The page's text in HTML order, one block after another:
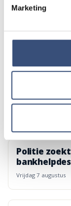
Marketing
Beach
Hoek, maar
Terwijl
Eric 60.000
Politie
vrijdag 7 augustus